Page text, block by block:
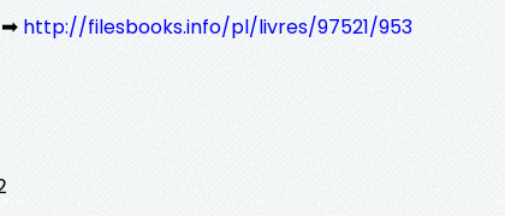
➡ http://filesbooks.info/pl/livres/97521/953